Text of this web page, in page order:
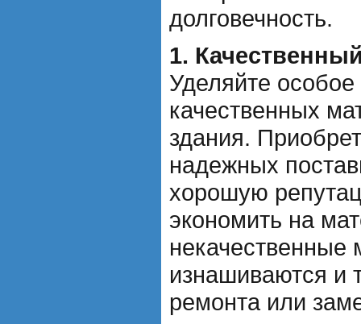
долговечность.
1.
Уделяйте
качественных
здания.
надежных
хорошую
экономить на
изнашиваются и
ремонта или